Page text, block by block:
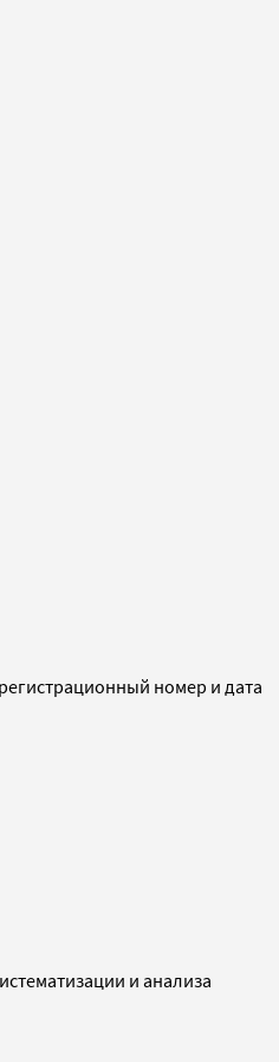
номер и дата
и анализа